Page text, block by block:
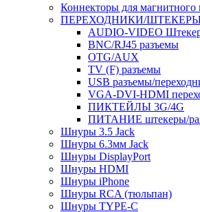
Коннекторы для магнитного
ПЕРЕХОДНИКИ/
AUDIO-VIDEO
BNC/RJ45 разъемы
OTG/AUX
TV (F) разъемы
USB разъемы/
VGA-DVI-HDMI
ПИКТЕЙЛЫ 3G/4G
ПИТАНИЕ штекеры/
Шнуры 3.5 Jack
Шнуры 6.3мм Jack
Шнуры DisplayPort
Шнуры HDMI
Шнуры iPhone
Шнуры RCA (тюльпан)
Шнуры TYPE-C